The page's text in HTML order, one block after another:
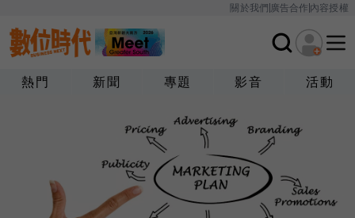
關於我們廣告合作內容授權
熱門 新聞 專題 影音 活動